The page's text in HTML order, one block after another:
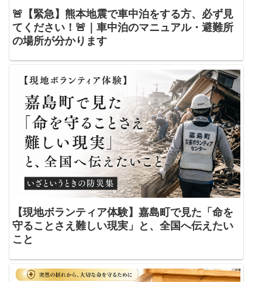
🚨【緊急】熊本地震で車中泊をする方、必ず見
てください！🚨｜車中泊のマニュアル・避難所
の場所が分かります
【現地ボランティア体験】嘉島町で見た「命を
守ることさえ難しい現実」と、全国へ伝えたい
こと